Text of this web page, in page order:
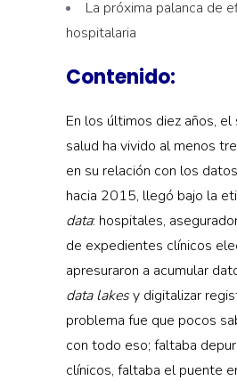
La próxima palanca de
hospitalaria
Contenido:
En los últimos diez años,
salud ha vivido al menos
en su relación con los
hacia 2015, llegó bajo la
data: hospitales,
de expedientes clínicos
apresuraron a acumular
data lakesy digitalizar
problema fue que pocos
con todo eso; faltaba
clínicos, faltaba el puente